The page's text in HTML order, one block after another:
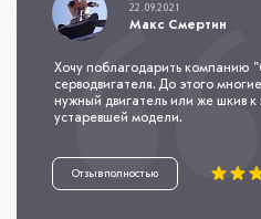
22.09.2021
Макс Смертин
Хочу поблагодарить компанию
серводвигателя. До этого
нужный двигатель или же шкив к
устаревшей модели.
Отзыв полностью